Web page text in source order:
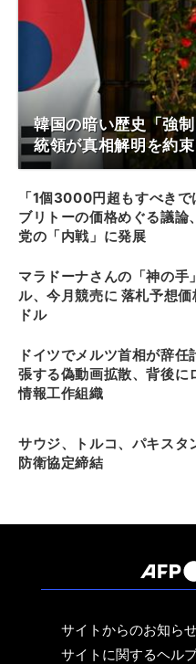
韓国の暗い歴史「強
統領が真相解明を約束
「1個3000円超もすべきで
ブリトーの価格めぐる議論
党の「内戦」に発展
マラドーナさんの「神の手
ル、今月競売に 落札予想価
ドル
ドイツでメルツ首相が辞任
張する偽動画拡散、背後に
情報工作組織
サウジ、トルコ、パキスタ
防衛協定締結
サイトからのお知ら
サイトに関するヘル